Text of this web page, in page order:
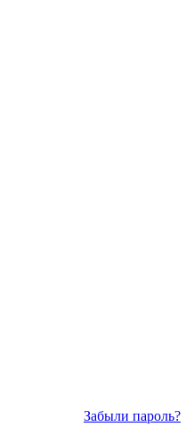
Забыли пароль?